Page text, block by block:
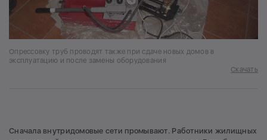
Опрессовку труб проводят также при сдаче новых домов в
эксплуатацию и после замены оборудования
Скачать
Сначала внутридомовые сети промывают. Работники жилищных